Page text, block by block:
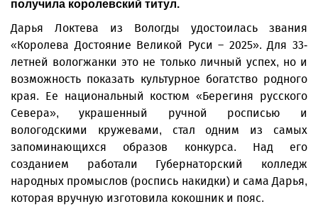
получила королевский титул.
Дарья Локтева из Вологды удостоилась звания
«Королева Достояние Великой Руси – 2025». Для 33-
летней вологжанки это не только личный успех, но и
возможность показать культурное богатство родного
края. Ее национальный костюм «Берегиня русского
Севера», украшенный ручной росписью и
вологодскими кружевами, стал одним из самых
запоминающихся образов конкурса. Над его
созданием работали Губернаторский колледж
народных промыслов (роспись накидки) и сама Дарья,
которая вручную изготовила кокошник и пояс.